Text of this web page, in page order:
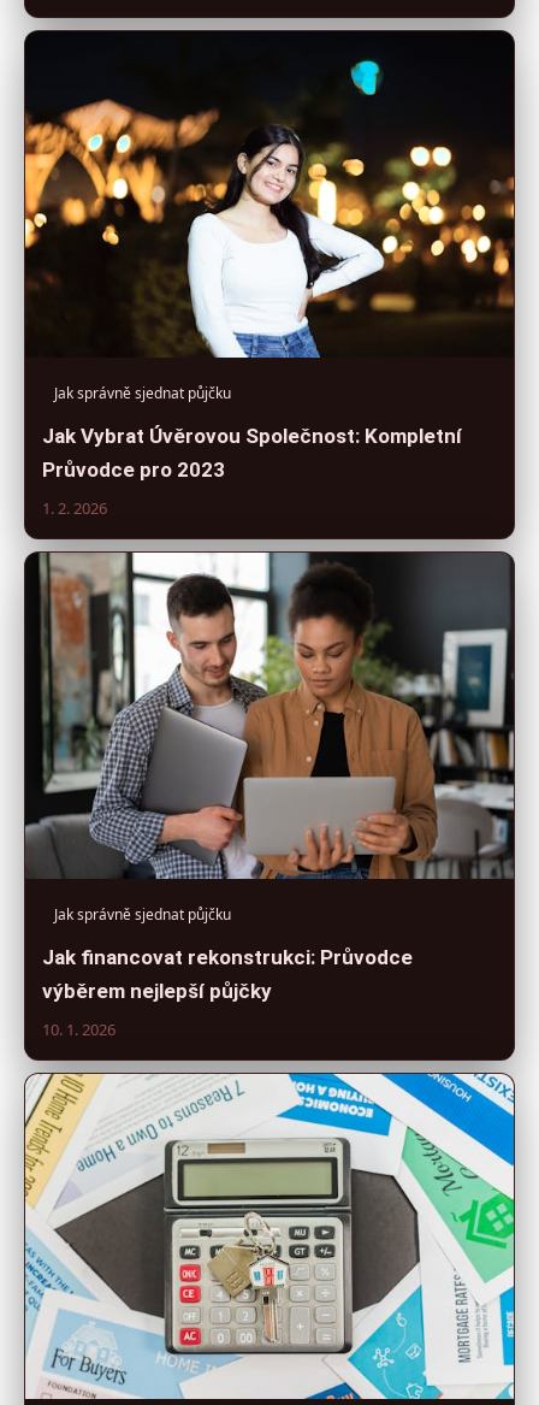
Jak správně sjednat půjčku
Jak Vybrat Úvěrovou Společnost: Kompletní
Průvodce pro 2023
1. 2. 2026
Jak správně sjednat půjčku
Jak financovat rekonstrukci: Průvodce
výběrem nejlepší půjčky
10. 1. 2026